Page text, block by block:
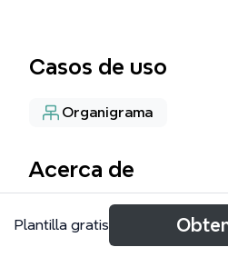
Casos de uso
Organigrama
Acerca de
The Org Optimization mind
a comprehensive 260-node
Plantilla gratis